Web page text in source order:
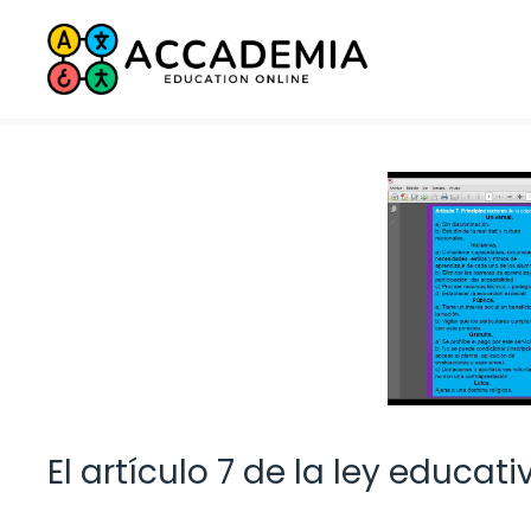
Saltar
contenido
El artículo 7 de la ley